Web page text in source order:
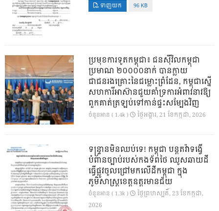
ទាញយក 96 KB
ប្រមុខការទូតកម្ពុជា៖ ជនស៊ីវិលកម្ពុជា
ប្រមាណ ២០០០០នាក់ បានក្លាយ
ជាជនរងគ្រោះនៃជម្លោះព្រំដែន, កម្ពុជាស្នើ
សហការីអាស៊ានជួយគាំទ្រការអំពាវនាវឱ្យ
ពួកគាត់ត្រឡប់ទៅកាន់ផ្ទះសម្បែងវិញ
ចំនួនអាន ( 1.4k ) ថ្ងៃ​អង្គារ, 21 ខែ​កក្កដា, 2026
ទន្ទ្រានមិនឈប់ទេ! កម្ពុជា បន្តតវ៉ាទង្វើ
បំពានច្បាប់របស់កងទ័ពថៃ ឈូសឆាយដី
ធ្វើផ្លូវចូលជ្រៅមកលើដីកម្ពុជា ក្នុង
ភូមិសាស្ត្រខេត្តឧត្តរមានជ័យ
ចំនួនអាន ( 1.3k )
ថ្ងៃ​ព្រហស្បតិ៍, 23 ខែ​កក្កដា,
2026